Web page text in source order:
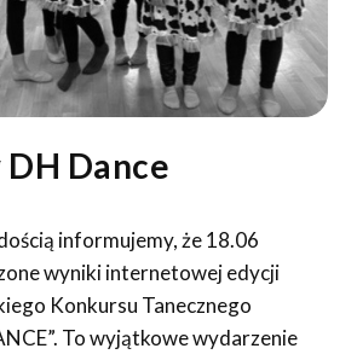
DH Dance
informujemy, że 18.06
wyniki internetowej edycji
Konkursu Tanecznego
To wyjątkowe wydarzenie